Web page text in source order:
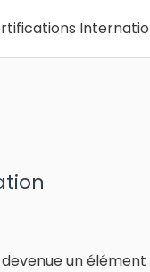
un élément